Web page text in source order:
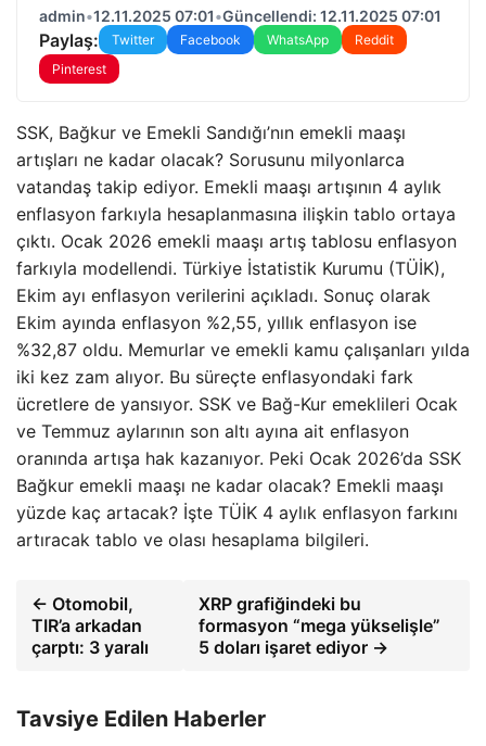
admin•12.11.2025 07:01•Güncellendi: 12.11.2025 07:01
Paylaş: Twitter Facebook WhatsApp
Reddit
Pinterest
SSK, Bağkur ve Emekli Sandığı’nın emekli maaşı
artışları ne kadar olacak? Sorusunu milyonlarca
vatandaş takip ediyor. Emekli maaşı artışının 4 aylık
enflasyon farkıyla hesaplanmasına ilişkin tablo ortaya
çıktı. Ocak 2026 emekli maaşı artış tablosu enflasyon
farkıyla modellendi. Türkiye İstatistik Kurumu (TÜİK),
Ekim ayı enflasyon verilerini açıkladı. Sonuç olarak
Ekim ayında enflasyon %2,55, yıllık enflasyon ise
%32,87 oldu. Memurlar ve emekli kamu çalışanları yılda
iki kez zam alıyor. Bu süreçte enflasyondaki fark
ücretlere de yansıyor. SSK ve Bağ-Kur emeklileri Ocak
ve Temmuz aylarının son altı ayına ait enflasyon
oranında artışa hak kazanıyor. Peki Ocak 2026’da SSK
Bağkur emekli maaşı ne kadar olacak? Emekli maaşı
yüzde kaç artacak? İşte TÜİK 4 aylık enflasyon farkını
artıracak tablo ve olası hesaplama bilgileri.
← Otomobil,
TIR’a arkadan
çarptı: 3 yaralı
XRP grafiğindeki bu
formasyon “mega yükselişle”
5 doları işaret ediyor →
Tavsiye Edilen Haberler